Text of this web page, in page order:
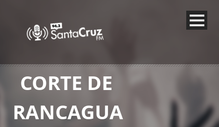
CORTE DE
RANCAGUA